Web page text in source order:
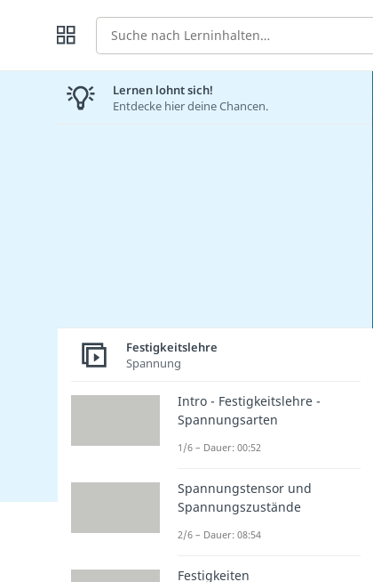
Suche
Lernen lohnt sich!
Entdecke hier deine Chancen.
Festigkeitslehre
Spannung
Intro - Festigkeitslehre -
Spannungsarten
1/6 – Dauer: 00:52
Spannungstensor und
Spannungszustände
2/6 – Dauer: 08:54
Festigkeiten